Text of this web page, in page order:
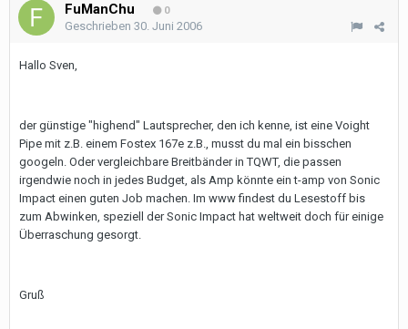
FuManChu 0
Geschrieben 30. Juni 2006
Hallo Sven,
der günstige "highend" Lautsprecher, den ich kenne, ist eine Voight
Pipe mit z.B. einem Fostex 167e z.B., musst du mal ein bisschen
googeln. Oder vergleichbare Breitbänder in TQWT, die passen
irgendwie noch in jedes Budget, als Amp könnte ein t-amp von Sonic
Impact einen guten Job machen. Im www findest du Lesestoff bis
zum Abwinken, speziell der Sonic Impact hat weltweit doch für einige
Überraschung gesorgt.
Gruß